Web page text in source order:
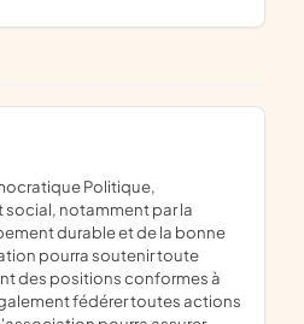
notamment par la
durable et de la bonne
pourra soutenir toute
des positions conformes à
fédérer toutes actions